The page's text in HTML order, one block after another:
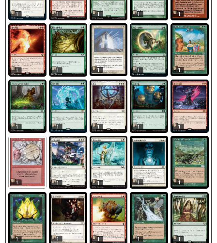
1 1 1 1 1
1 1 1 1 1
1 1 1 1 1
1 1 1 1 1
1 1 1 1 1